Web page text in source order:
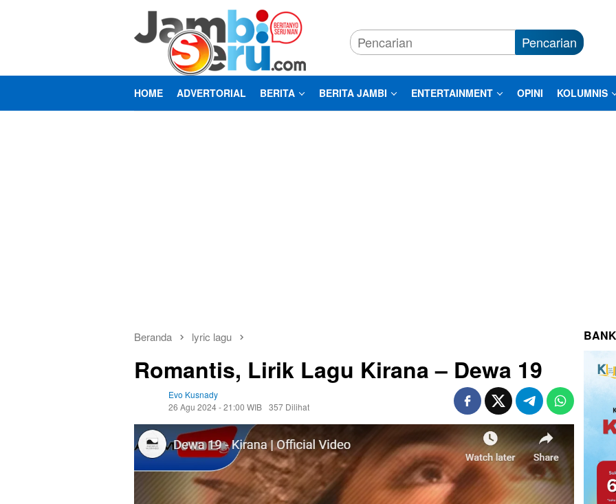
Pencarian
HOME ADVERTORIAL BERITA BERITA JAMBI ENTERTAINMENT OPINI KOLUMNIS
Beranda lyric lagu
Romantis, Lirik Lagu Kirana – Dewa 19
Evo Kusnady
26 Agu 2024 - 21:00 WIB 357 Dilihat